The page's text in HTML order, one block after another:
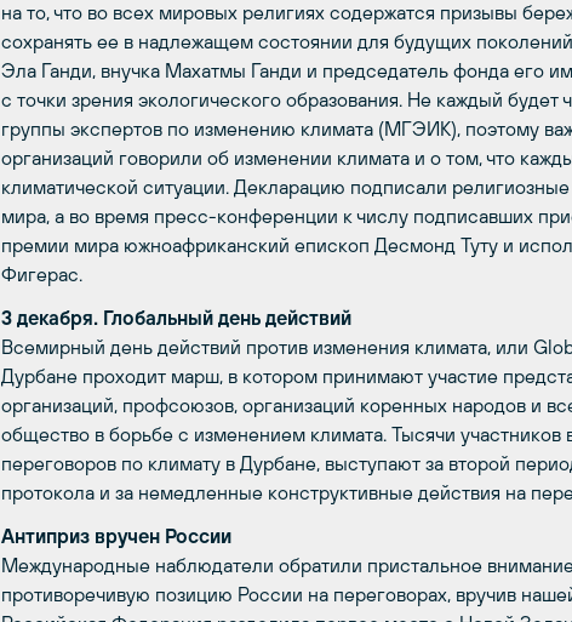
на то, что во всех мировых религиях содержатся призывы
сохранять ее в надлежащем состоянии для будущих
Эла Ганди, внучка Махатмы Ганди и председатель фонда его
с точки зрения экологического образования. Не каждый
группы экспертов по изменению климата (МГЭИК), поэтому
организаций говорили об изменении климата и о том, что
климатической ситуации. Декларацию подписали
мира, а во время пресс-конференции к числу подписавших
премии мира южноафриканский епископ Десмонд Туту и
Фигерас.
3 декабря. Глобальный день действий
Всемирный день действий против изменения климата, или
Дурбане проходит марш, в котором принимают участие
организаций, профсоюзов, организаций коренных народов и
общество в борьбе с изменением климата. Тысячи
переговоров по климату в Дурбане, выступают за второй
протокола и за немедленные конструктивные действия на
Антиприз вручен России
Международные наблюдатели обратили пристальное
противоречивую позицию России на переговорах, вручив